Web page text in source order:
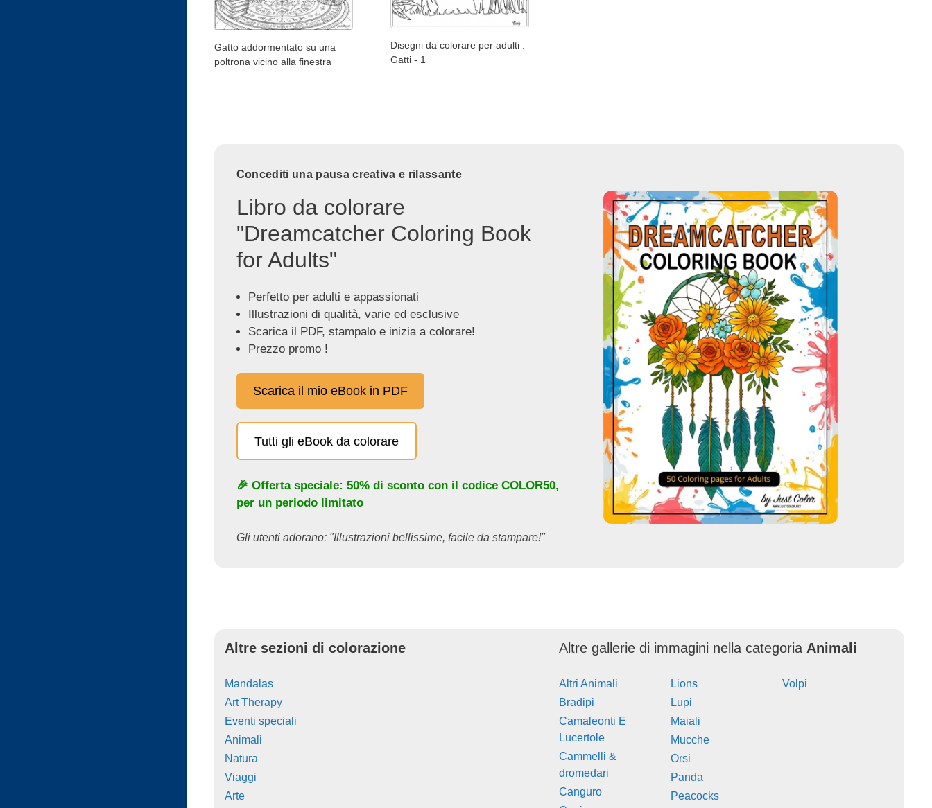
Gatto addormentato su una
poltrona vicino alla finestra
Disegni da colorare per adulti :
Gatti - 1
Concediti una pausa creativa e rilassante
Libro da colorare
"Dreamcatcher Coloring Book
for Adults"
Perfetto per adulti e appassionati
Illustrazioni di qualità, varie ed esclusive
Scarica il PDF, stampalo e inizia a colorare!
Prezzo promo !
Scarica il mio eBook in PDF
Tutti gli eBook da colorare
🎉 Offerta speciale: 50% di sconto con il codice COLOR50,
per un periodo limitato
Gli utenti adorano: "Illustrazioni bellissime, facile da stampare!"
Altre sezioni di colorazione
Mandalas
Art Therapy
Eventi speciali
Animali
Natura
Viaggi
Arte
Altre gallerie di immagini nella categoria Animali
Altri Animali
Bradipi
Camaleonti E
Lucertole
Cammelli &
dromedari
Canguro
Lions
Lupi
Maiali
Mucche
Orsi
Panda
Peacocks
Volpi